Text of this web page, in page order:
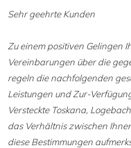
Sehr geehrte Kunden
Zu einem positiven Gelingen
Vereinbarungen über die
regeln die nachfolgenden
Leistungen und Zur-
Versteckte Toskana,
das Verhältnis zwischen
diese Bestimmungen